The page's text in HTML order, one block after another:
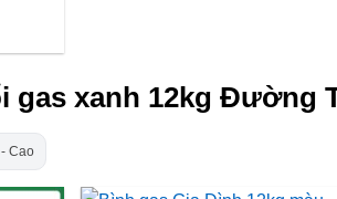
gas xanh 12kg Đường
Cao